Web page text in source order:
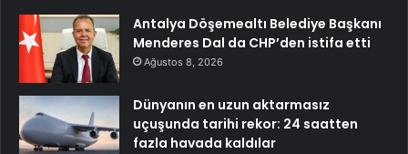
Antalya Döşemealtı Belediye Başkanı
Menderes Dal da CHP’den istifa etti
Ağustos 8, 2026
Dünyanın en uzun aktarmasız
uçuşunda tarihi rekor: 24 saatten
fazla havada kaldılar